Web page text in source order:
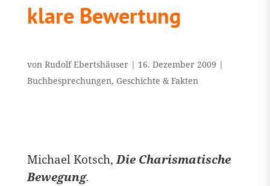
klare Bewertung
von Rudolf Ebertshäuser| 16. Dezember 2009 |
Buchbesprechungen, Geschichte & Fakten
Michael Kotsch,Die Charismatische
Bewegung.